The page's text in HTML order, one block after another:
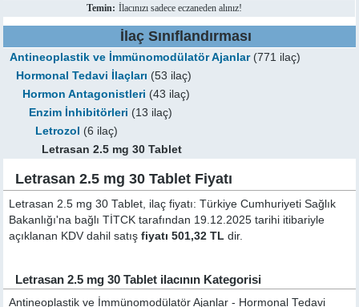
Temin: İlacınızı sadece eczaneden alınız!
İlaç Sınıflandırması
Antineoplastik ve İmmünomodülatör Ajanlar(771 ilaç)
Hormonal Tedavi İlaçları (53 ilaç)
Hormon Antagonistleri (43 ilaç)
Enzim İnhibitörleri (13 ilaç)
Letrozol
(6 ilaç)
Letrasan 2.5 mg 30 Tablet
Letrasan 2.5 mg 30 Tablet Fiyatı
Letrasan 2.5 mg 30 Tablet, ilaç fiyatı: Türkiye Cumhuriyeti Sağlık
Bakanlığı'na bağlı TİTCK tarafından 19.12.2025 tarihi itibariyle
açıklanan KDV dahil satışfiyatı 501,32 TL dir.
Letrasan 2.5 mg 30 Tablet ilacının Kategorisi
Antineoplastik ve İmmünomodülatör Ajanlar - Hormonal Tedavi